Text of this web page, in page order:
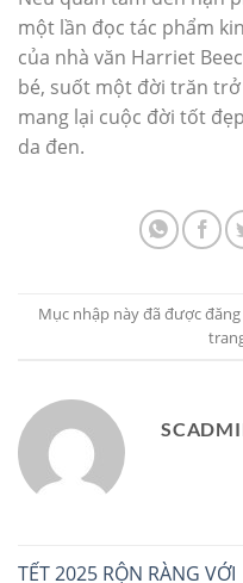
một lần đọc tác phẩm
của nhà văn Harriet
bé, suốt một đời trăn
mang lại cuộc đời tốt
da đen.
Mục nhập này đã được
TẾT 2025 RỘN RÀNG VỚI